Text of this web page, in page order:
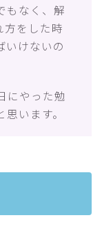
もなく、解
方をした時
いけないの
にやった勉
います。